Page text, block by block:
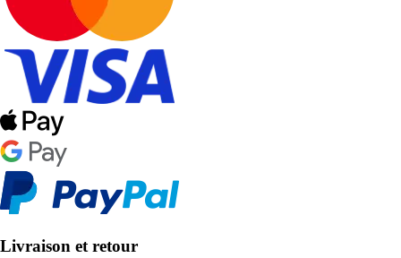
Livraison et retour